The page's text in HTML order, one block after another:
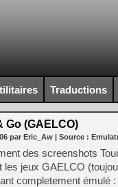
Traductions
Go (GAELCO)
par Eric_Aw | Source :
des screenshots
les jeux GAELCO
completement émulé :